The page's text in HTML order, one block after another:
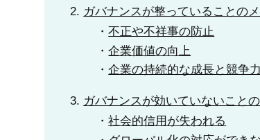
ガバナンスが整っていることの
不正や不祥事の防止
企業価値の向上
企業の持続的な成長と競争
ガバナンスが効いていないこと
社会的信用が失われる